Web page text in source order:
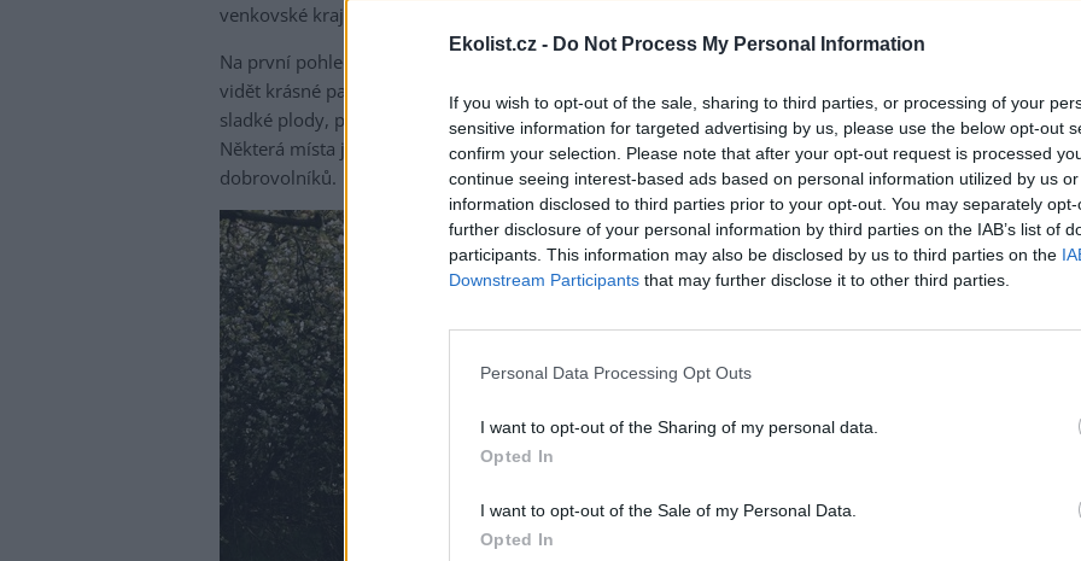
Ekolist.cz - Do Not Process My Personal Information
If you wish to opt-out of the sale, sharing to third parties, or processing of your
sensitive information for targeted advertising by us, please use the below opt-out
confirm your selection. Please note that after your opt-out request is processed
continue seeing interest-based ads based on personal information utilized by us
information disclosed to third parties prior to your opt-out. You may separately
further disclosure of your personal information by third parties on the IAB’s list of
participants. This information may also be disclosed by us to third parties on the
Downstream Participants that may further disclose it to other third parties.
Personal Data Processing Opt Outs
I want to opt-out of the Sharing of my personal data.
Opted In
I want to opt-out of the Sale of my Personal Data.
Opted In
venkovské krajiny.
Na první pohled může ovocný sad vedle panelákového sídliště působit bizarně, na ten druhý lze
vidět krásné paradoxy minulého a současného vývoje města. Stín, čerstvý vzduch, šumění listí,
sladké plody, prostor pro dětské hry nebo sousedská setkávání, to všechno najdete právě zde.
Některá místa jsou zapomenutá a některé naopak ožívají činností různých spolků a nadšených
dobrovolníků.